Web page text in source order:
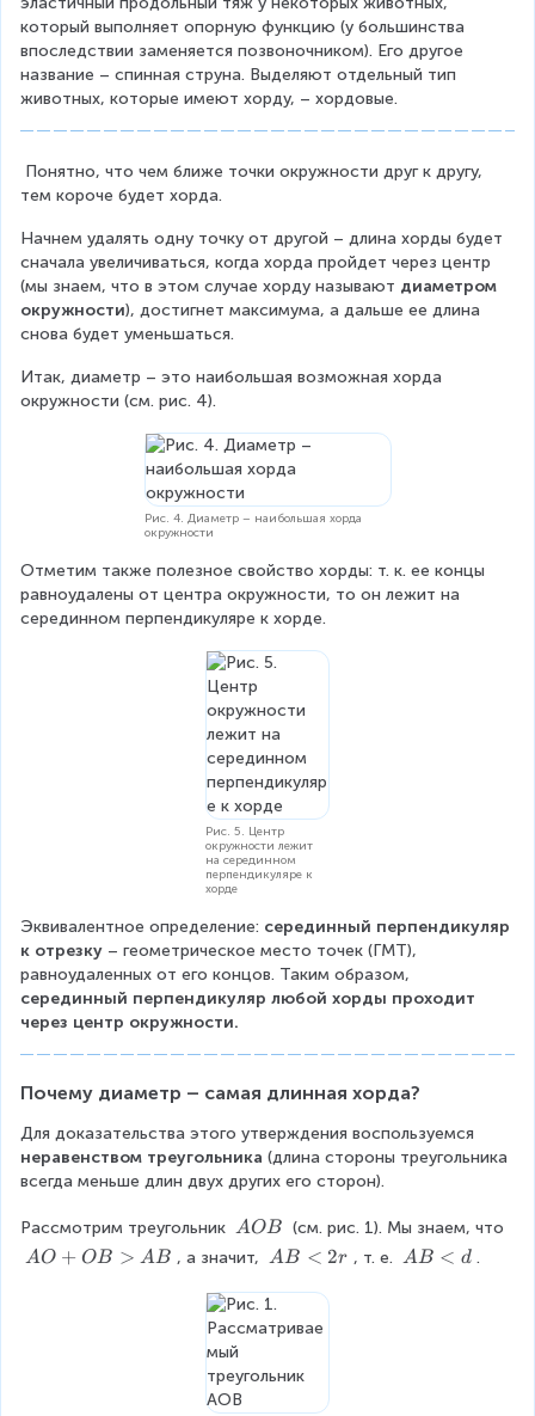
который выполняет опорную функцию (у большинства
впоследствии заменяется позвоночником). Его другое
название – спинная струна. Выделяют отдельный тип
животных, которые имеют хорду, – хордовые.
Понятно, что чем ближе точки окружности друг к другу,
тем короче будет хорда.
Начнем удалять одну точку от другой – длина хорды будет
сначала увеличиваться, когда хорда пройдет через центр
(мы знаем, что в этом случае хорду называют диаметром
окружности), достигнет максимума, а дальше ее длина
снова будет уменьшаться.
Итак, диаметр – это наибольшая возможная хорда
окружности (см. рис. 4).
Рис. 4. Диаметр – наибольшая хорда
окружности
Отметим также полезное свойство хорды: т. к. ее концы
равноудалены от центра окружности, то он лежит на
серединном перпендикуляре к хорде.
Рис. 5. Центр
окружности лежит
на серединном
перпендикуляре к
хорде
Эквивалентное определение: серединный перпендикуляр
к отрезку – геометрическое место точек (ГМТ),
равноудаленных от его концов. Таким образом,
серединный перпендикуляр любой хорды проходит
через центр окружности.
Почему диаметр – самая длинная хорда?
Для доказательства этого утверждения воспользуемся
неравенством треугольника (длина стороны треугольника
всегда меньше длин двух других его сторон).
Рассмотрим треугольник \
\
O
B
AOB (см. рис. 1). Мы знаем, что
A
AO + OB > AB , а значит, A
<
2
AB < 2r , т. е. A
AB < d .